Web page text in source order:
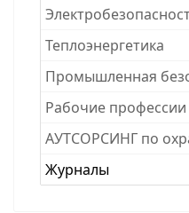
Теплоэнергетика
Промышленная
Рабочие професcии
АУТСОРСИНГ по
Журналы